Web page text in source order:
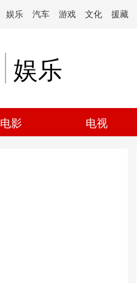
娱乐 汽车 游戏 文化 援藏
娱乐
电影 电视